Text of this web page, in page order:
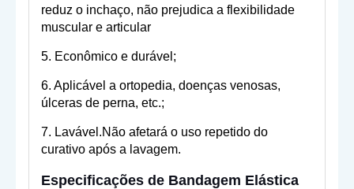
reduz o inchaço, não prejudica a flexibilidade
muscular e articular
5. Econômico e durável;
6. Aplicável a ortopedia, doenças venosas,
úlceras de perna, etc.;
7. Lavável.Não afetará o uso repetido do
curativo após a lavagem.
Especificações de Bandagem Elástica